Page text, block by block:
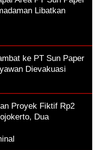
Libatkan
ke PT Sun Paper
Dievakuasi
Proyek Fiktif Rp2
Dua